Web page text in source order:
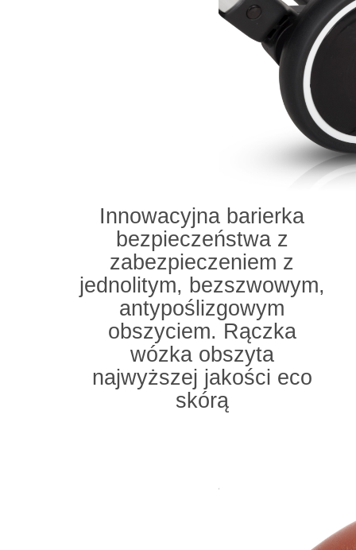
Innowacyjna barierka
bezpieczeństwa z
zabezpieczeniem z
jednolitym, bezszwowym,
antypoślizgowym
obszyciem. Rączka
wózka obszyta
najwyższej jakości eco
skórą